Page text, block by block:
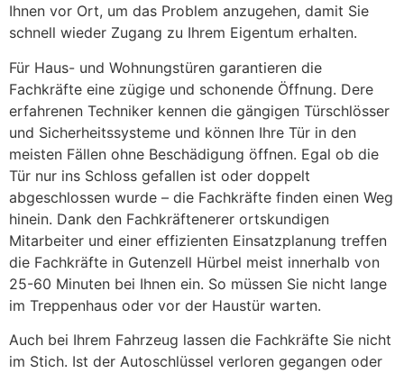
Ihnen vor Ort, um das Problem anzugehen, damit Sie
schnell wieder Zugang zu Ihrem Eigentum erhalten.
Für Haus- und Wohnungstüren garantieren die
Fachkräfte eine zügige und schonende Öffnung. Dere
erfahrenen Techniker kennen die gängigen Türschlösser
und Sicherheitssysteme und können Ihre Tür in den
meisten Fällen ohne Beschädigung öffnen. Egal ob die
Tür nur ins Schloss gefallen ist oder doppelt
abgeschlossen wurde – die Fachkräfte finden einen Weg
hinein. Dank den Fachkräftenerer ortskundigen
Mitarbeiter und einer effizienten Einsatzplanung treffen
die Fachkräfte in Gutenzell Hürbel meist innerhalb von
25-60 Minuten bei Ihnen ein. So müssen Sie nicht lange
im Treppenhaus oder vor der Haustür warten.
Auch bei Ihrem Fahrzeug lassen die Fachkräfte Sie nicht
im Stich. Ist der Autoschlüssel verloren gegangen oder